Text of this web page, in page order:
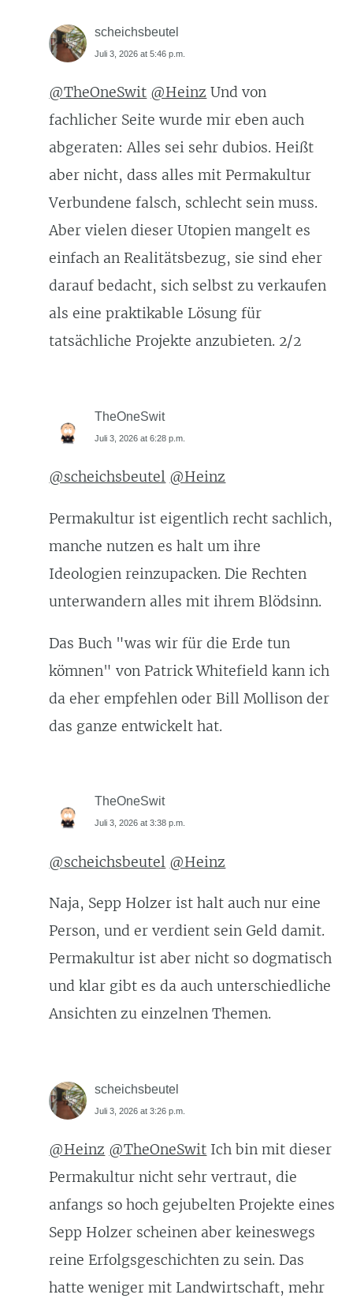
scheichsbeutel
Juli 3, 2026 at 5:46 p.m.
@TheOneSwit @Heinz Und von
fachlicher Seite wurde mir eben auch
abgeraten: Alles sei sehr dubios. Heißt
aber nicht, dass alles mit Permakultur
Verbundene falsch, schlecht sein muss.
Aber vielen dieser Utopien mangelt es
einfach an Realitätsbezug, sie sind eher
darauf bedacht, sich selbst zu verkaufen
als eine praktikable Lösung für
tatsächliche Projekte anzubieten. 2/2
TheOneSwit
Juli 3, 2026 at 6:28 p.m.
@scheichsbeutel @Heinz
Permakultur ist eigentlich recht sachlich,
manche nutzen es halt um ihre
Ideologien reinzupacken. Die Rechten
unterwandern alles mit ihrem Blödsinn.
Das Buch "was wir für die Erde tun
kömnen" von Patrick Whitefield kann ich
da eher empfehlen oder Bill Mollison der
das ganze entwickelt hat.
TheOneSwit
Juli 3, 2026 at 3:38 p.m.
@scheichsbeutel @Heinz
Naja, Sepp Holzer ist halt auch nur eine
Person, und er verdient sein Geld damit.
Permakultur ist aber nicht so dogmatisch
und klar gibt es da auch unterschiedliche
Ansichten zu einzelnen Themen.
scheichsbeutel
Juli 3, 2026 at 3:26 p.m.
@Heinz @TheOneSwit Ich bin mit dieser
Permakultur nicht sehr vertraut, die
anfangs so hoch gejubelten Projekte eines
Sepp Holzer scheinen aber keineswegs
reine Erfolgsgeschichten zu sein. Das
hatte weniger mit Landwirtschaft, mehr